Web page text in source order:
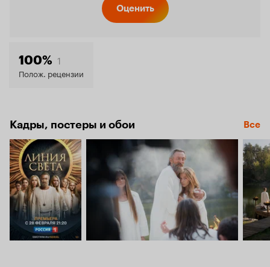
Оценить
100% 1
Полож. рецензии
Кадры, постеры и обои Все